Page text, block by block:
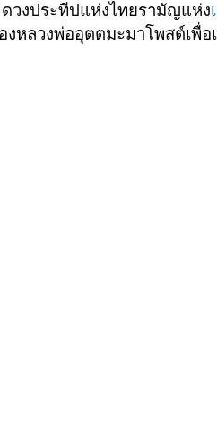
ดวงประทีปแห่งไทยรามัญแห่ง
ลวงพ่ออุตตมะมาโพสต์เพื่อ